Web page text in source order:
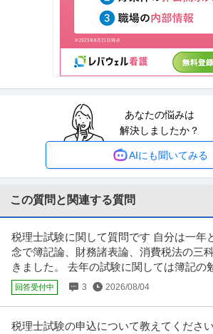
デロイト トーマツ税理士法人
語学を活かせる
【職種】人事＞採用 【業種】コンサルティング＞
税務 ／ 「税理士補助スタッフ（東京）」／
実／土日祝休み／決算賞与
在宅ワーク スキルアップ 土日休み
年収400万円〜700万円
【職種】管理＞税務 【業種】士業＞監査・税理士
じ、当該求人をビズリーチ上で…続きを見る
個人営業 ／ 「リテール／相続関連顧客営業」
三菱UFJ信託銀行株式会社
グローバル企業 産休・育休実績あり
年収800万円〜1,400万円
【職種】営業＞個人営業 【業種】金融＞銀行・信託
じ、当該求人をビズリーチ上…続きを見る
あなたの悩みは
解決しましたか？
AIにも聞いてみる
この質問と関連する質問
税理士試験に関して質問です 自分は一年
念で簿記論、財務諸表論、消費税法の三
きました。 去年の試験に関しては簿記の
回答受付中 3 2026/08/04
税理士試験の申込について教えてくださ